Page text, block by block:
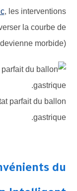
, les interventions
la courbe de
morbide).
parfait du ballon
gastrique.
du